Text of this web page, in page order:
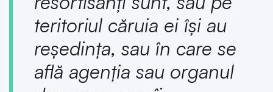
teritoriul căruia ei îşi au
reşedinţa, sau în care se
află agenţia sau organul